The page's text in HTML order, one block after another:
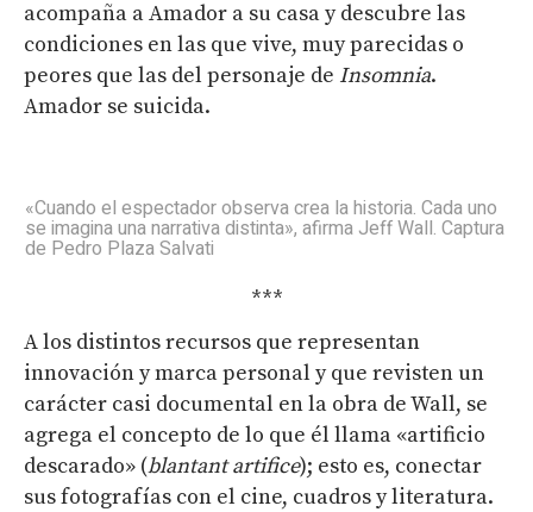
acompaña a Amador a su casa y descubre las
condiciones en las que vive, muy parecidas o
peores que las del personaje de Insomnia.
Amador se suicida.
«Cuando el espectador observa crea la historia. Cada uno
se imagina una narrativa distinta», afirma Jeff Wall. Captura
de Pedro Plaza Salvati
***
A los distintos recursos que representan
innovación y marca personal y que revisten un
carácter casi documental en la obra de Wall, se
agrega el concepto de lo que él llama «artificio
descarado» (blantant artifice); esto es, conectar
sus fotografías con el cine, cuadros y literatura.